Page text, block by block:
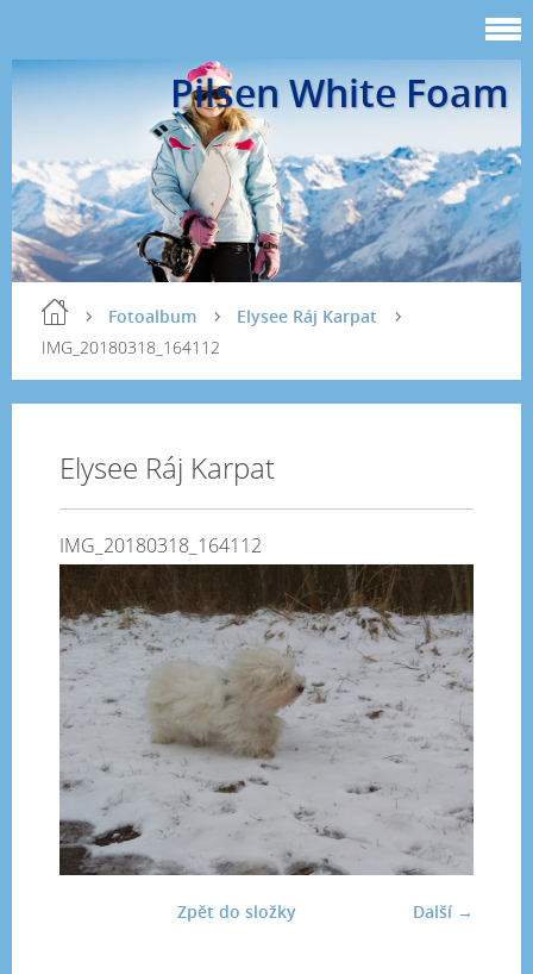
Pilsen White Foam
Fotoalbum
Elysee Ráj Karpat
IMG_20180318_164112
Elysee Ráj Karpat
IMG_20180318_164112
Další →
Zpět do složky